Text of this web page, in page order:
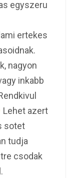
egyszeru
ertekes
nagyon
inkabb
Lehet azert
sotet
tudja
csodak